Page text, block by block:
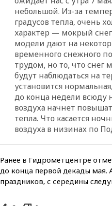
небольшой. Из-за
градусов тепла, очень
характер — мокрый
модели дают на
временного снежного
трудом, но то, что снег
будут наблюдаться на
установится
до конца недели всюду
воздуха начнет
тепла. Что касается
воздуха в низинах по
Ранее в Гидрометцентре
до конца первой декады мая.
праздников, с середины